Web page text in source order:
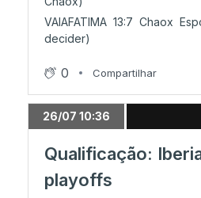
VAIAFATIMA 13:7 Chaox
decider)
0 Compartilhar
26/07 10:36
Qualificação:
playoffs